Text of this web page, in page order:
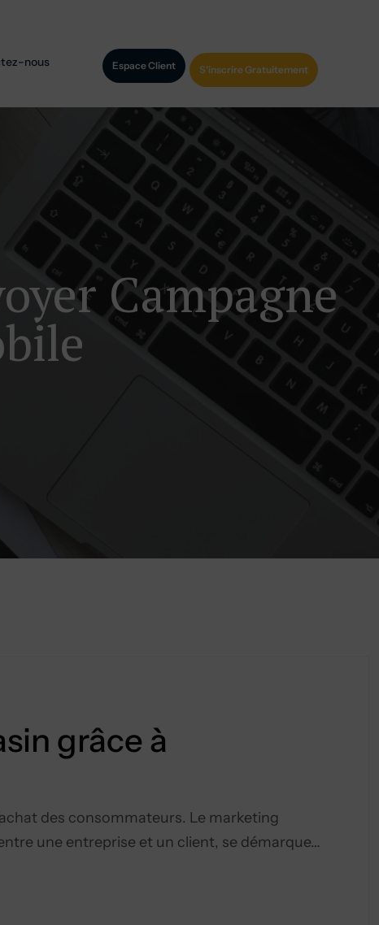
nous Espace Client S'inscrire Gratuitement
Campagne
grâce à
des consommateurs. Le marketing
une entreprise et un client, se démarque…